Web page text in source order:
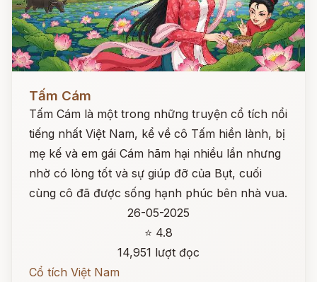
Đọc ngay
Tấm Cám
Tấm Cám là một trong những truyện cổ tích nổi
tiếng nhất Việt Nam, kể về cô Tấm hiền lành, bị
mẹ kế và em gái Cám hãm hại nhiều lần nhưng
nhờ có lòng tốt và sự giúp đỡ của Bụt, cuối
cùng cô đã được sống hạnh phúc bên nhà vua.
26-05-2025
⭐ 4.8
14,951 lượt đọc
Cổ tích Việt Nam